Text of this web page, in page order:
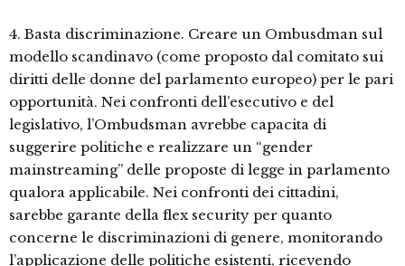
4. Basta discriminazione. Creare un Ombusdman sul
modello scandinavo (come proposto dal comitato sui
diritti delle donne del parlamento europeo) per le pari
opportunità. Nei confronti dell’esecutivo e del
legislativo, l’Ombudsman avrebbe capacita di
suggerire politiche e realizzare un “gender
mainstreaming” delle proposte di legge in parlamento
qualora applicabile. Nei confronti dei cittadini,
sarebbe garante della flex security per quanto
concerne le discriminazioni di genere, monitorando
l’applicazione delle politiche esistenti, ricevendo